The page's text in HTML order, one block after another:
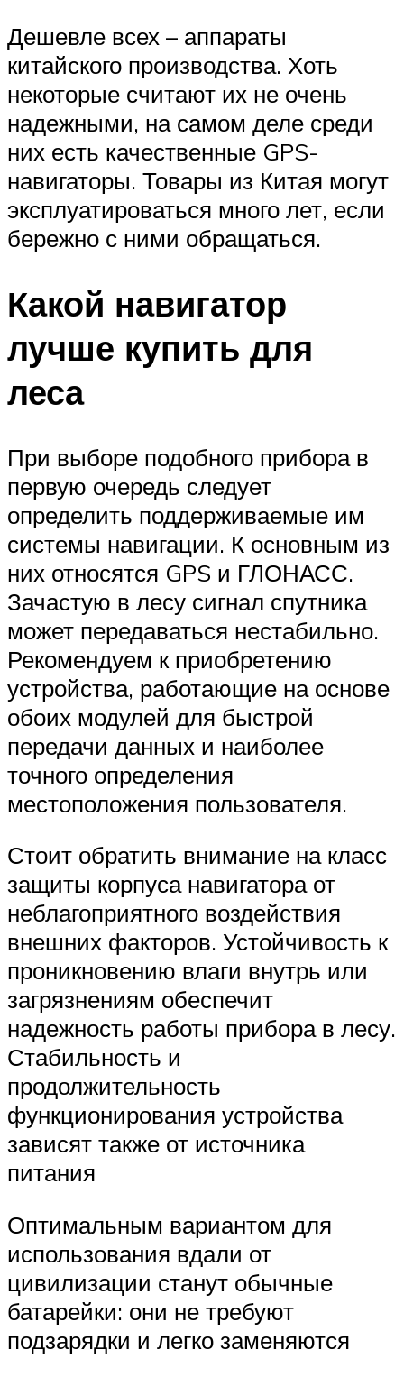
Дешевле всех – аппараты
китайского производства. Хоть
некоторые считают их не очень
надежными, на самом деле среди
них есть качественные GPS-
навигаторы. Товары из Китая могут
эксплуатироваться много лет, если
бережно с ними обращаться.
Какой навигатор
лучше купить для
леса
При выборе подобного прибора в
первую очередь следует
определить поддерживаемые им
системы навигации. К основным из
них относятся GPS и ГЛОНАСС.
Зачастую в лесу сигнал спутника
может передаваться нестабильно.
Рекомендуем к приобретению
устройства, работающие на основе
обоих модулей для быстрой
передачи данных и наиболее
точного определения
местоположения пользователя.
Стоит обратить внимание на класс
защиты корпуса навигатора от
неблагоприятного воздействия
внешних факторов. Устойчивость к
проникновению влаги внутрь или
загрязнениям обеспечит
надежность работы прибора в лесу.
Стабильность и
продолжительность
функционирования устройства
зависят также от источника
питания
Оптимальным вариантом для
использования вдали от
цивилизации станут обычные
батарейки: они не требуют
подзарядки и легко заменяются